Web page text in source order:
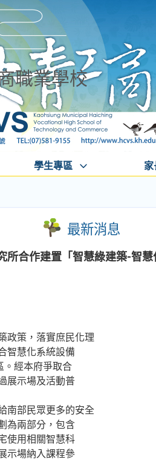
職業學校
學生專區 家
最新消息
所合作建置「智慧綠建築-智
政策，落實庶民化理
智慧化系統設備
。經本府爭取合
展示場及活動普
南部民眾更多的安全
為兩部分，包含
使用相關智慧科
示場納入課程參